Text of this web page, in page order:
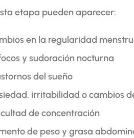
etapa pueden aparecer:
en la regularidad
y sudoración nocturna
del sueño
irritabilidad o cambios
de concentración
de peso y grasa